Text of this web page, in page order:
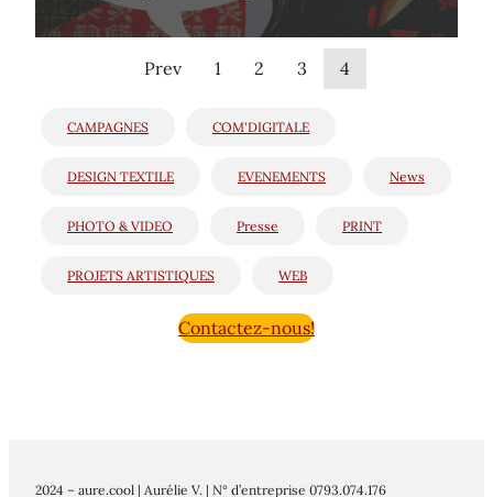
Prev 1 2 3 4
CAMPAGNES COM'DIGITALE
DESIGN TEXTILE EVENEMENTS News
PHOTO & VIDEO Presse PRINT
PROJETS ARTISTIQUES WEB
Contactez-nous!
2024 – aure.cool | Aurélie V. | N° d’entreprise 0793.074.176